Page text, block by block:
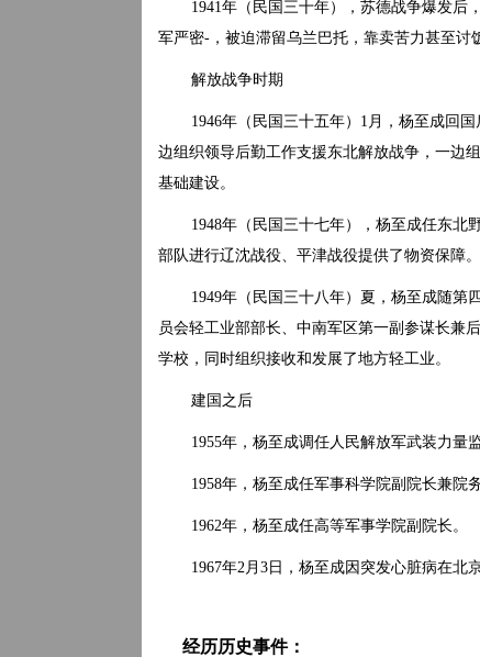
1941年（民国三十年），苏德战争爆发后
军严密-，被迫滞留乌兰巴托，靠卖苦力甚至讨
解放战争时期
1946年（民国三十五年）1月，杨至成回
边组织领导后勤工作支援东北解放战争，一边
基础建设。
1948年（民国三十七年），杨至成任东北
部队进行辽沈战役、平津战役提供了物资保障。
1949年（民国三十八年）夏，杨至成随第
员会轻工业部部长、中南军区第一副参谋长兼
学校，同时组织接收和发展了地方轻工业。
建国之后
1955年，杨至成调任人民解放军武装力量
1958年，杨至成任军事科学院副院长兼院
1962年，杨至成任高等军事学院副院长。
1967年2月3日，杨至成因突发心脏病在北
经历历史事件：